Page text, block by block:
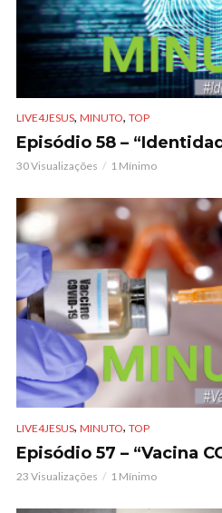
LIVE4JESUS, MINUTO, TOP
Episódio 58 –
30 Visualizações 1 Mínimo
LIVE4JESUS, MINUTO, TOP
Episódio 57 – “Vacina
23 Visualizações 1 Mínimo